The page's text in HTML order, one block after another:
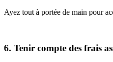
Ayez tout à portée de main pour
6. Tenir compte des frais